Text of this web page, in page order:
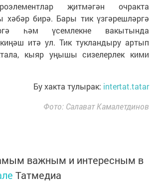
җитмәгән очракта
бирә. Бары тик үзгәрешләргә
һәм үсемлекне вакытында
итә ул. Тик тукландыру артып
кыяр уңышы сизелерлек кими
Бу хакта тулырак: intertat.tatar
Фото: Салават Камалетдинов
важным и интересным в
Татмедиа